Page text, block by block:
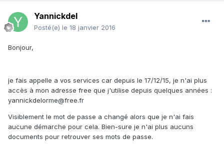
Yannickdel
Posté(e) le 18 janvier 2016
Bonjour,
je fais appelle a vos services car depuis le 17/12/15, je n'ai plus
accès à mon adresse free que j'utilise depuis quelques années :
yannickdelorme@free.fr
Visiblement le mot de passe a changé alors que je n'ai fais
aucune démarche pour cela. Bien-sure je n'ai plus aucuns
documents pour retrouver ses mots de passe.